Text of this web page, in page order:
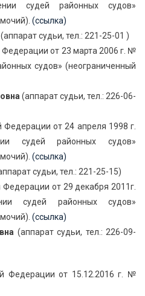
судей районных судов»
(ссылка)
(аппарат судьи, тел.: 221-25-01 )
Федерации от 23 марта 2006 г. №
судов» (неограниченный
(аппарат судьи, тел.: 226-06-
Федерации от 24 апреля 1998 г.
районных судов»
(ссылка)
судьи, тел.: 221-25-15)
Федерации от 29 декабря 2011г.
судей районных судов»
(ссылка)
(аппарат судьи, тел.: 226-09-
Федерации от 15.12.2016 г. №